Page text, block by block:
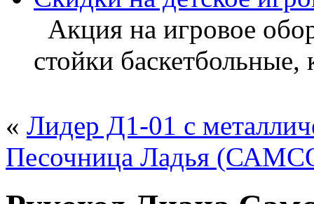
Акция на игровое
стойки баскетбольные,
« Лидер Д1-01 с
Песочница Ладья